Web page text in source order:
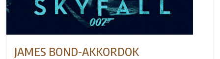
JAMES BOND-AKKORDOK